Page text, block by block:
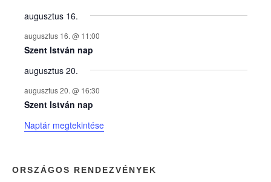
y
e
k
n
a
p
augusztus 16.
augusztus 16. @ 11:00
Szent István nap
augusztus 20.
augusztus 20. @ 16:30
Szent István nap
Naptár megtekintése
ORSZÁGOS RENDEZVÉNYEK